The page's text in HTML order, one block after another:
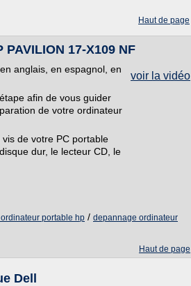
Haut de page
17-X109 NF
voir la vidéo
anglais, en espagnol, en
afin de vous guider
de votre ordinateur
de votre PC portable
dur, le lecteur CD, le
portable hp / depannage ordinateur
Haut de page
Dell